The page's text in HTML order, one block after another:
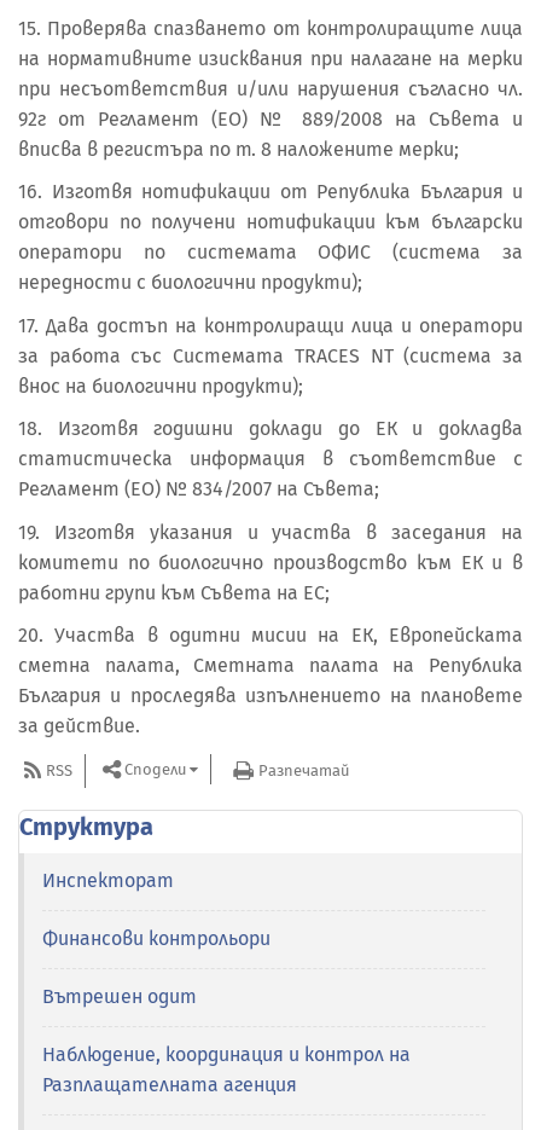
15. Проверява спазването от контролиращите лица
на нормативните изисквания при налагане на мерки
при несъответствия и/или нарушения съгласно чл.
92г от Регламент (ЕО) № 889/2008 на Съвета и
вписва в регистъра по т. 8 наложените мерки;
16. Изготвя нотификации от Република България и
отговори по получени нотификации към български
оператори по системата ОФИС (система за
нередности с биологични продукти);
17. Дава достъп на контролиращи лица и оператори
за работа със Системата TRACES NT (система за
внос на биологични продукти);
18. Изготвя годишни доклади до ЕК и докладва
статистическа информация в съответствие с
Регламент (ЕО) № 834/2007 на Съвета;
19. Изготвя указания и участва в заседания на
комитети по биологично производство към ЕК и в
работни групи към Съвета на ЕС;
20. Участва в одитни мисии на ЕК, Европейската
сметна палата, Сметната палата на Република
България и проследява изпълнението на плановете
за действие.
RSS Сподели Разпечатай
Структура
Инспекторат
Финансови контрольори
Вътрешен одит
Наблюдение, координация и контрол на
Разплащателната агенция